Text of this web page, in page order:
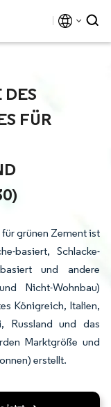
E
G
P
grünen Zement ist
basiert, Schlacke-
basiert und andere
Nicht-Wohnbau)
Königreich, Italien,
Russland und das
Marktgröße und
erstellt.